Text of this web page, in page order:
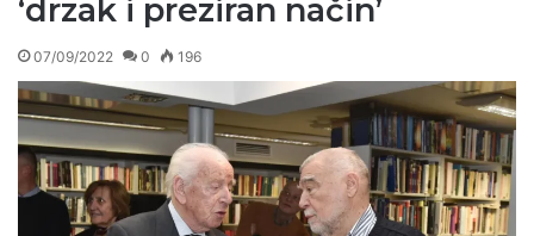
‘drzak i preziran način’
07/09/2022 0 196